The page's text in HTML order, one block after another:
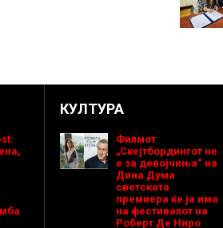
КУЛТУРА
Филмот
„Скејтбордингот не
е за девојчиња“ на
Дина Дума
светската
премиера ќе ја има
на фестивалот на
Роберт Де Ниро